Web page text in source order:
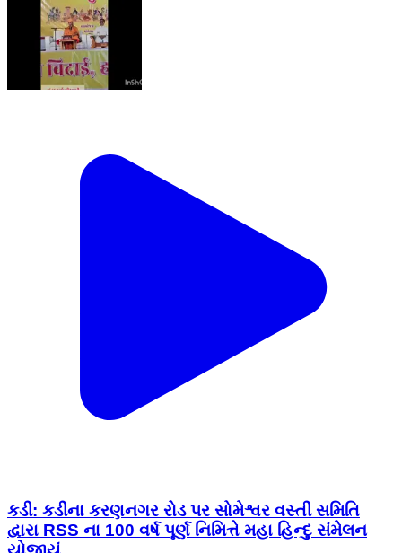
કડી: કડીના કરણનગર રોડ પર સોમેશ્વર વસ્તી સમિતિ
દ્વારા RSS ના 100 વર્ષ પૂર્ણ નિમિત્તે મહા હિન્દુ સંમેલન